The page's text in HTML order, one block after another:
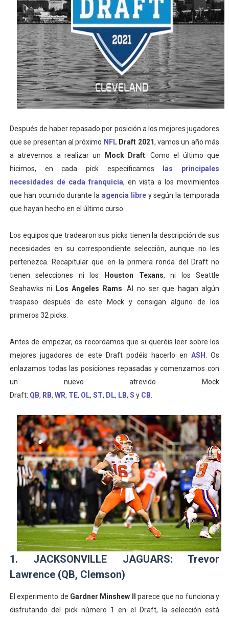
Mundial de Fórmula 1 2026 - Lando Norris consigue
Copa del Mundo femenina 2026 - Estados Unidos
Campeonato de Europa de saltos 2026 (París,
Campeonato de Europa de natación artística 2026
AEW - Adam Page con Brodido desbancan una
Después de haber repasado por posición a los mejores jugadores
que se presentan al próximo NFLDraft 2021, vamos un año más
a atrevernos a realizar un
Mock Draft. Como el último que
hicimos, en cada pick especificamos
las principales
necesidades de cada franquicia, en vista a los movimientos
que han ocurrido durante la agencia librey según la temporada
que hayan hecho en el último curso.
Los equipos que tradearon sus picks tienen la descripción de sus
necesidades en su correspondiente selección, aunque no les
pertenezca. Recapitular que en la primera ronda del Draft no
tienen selecciones ni los
Houston Texans, ni los Seattle
Seahawks ni
Los Angeles Rams . Al no ser que hagan algún
traspaso después de este Mock y consigan alguno de los
primeros 32 picks.
Antes de empezar, os recordamos que si queréis leer sobre los
mejores jugadores de este Draft podéis hacerlo en ASH
. Os
enlazamos todas las posiciones repasadas y comenzamos con
un nuevo atrevido Mock
Draft: QB, RB, WR, TE, OL, ST, DL, LB, S y CB
1. JACKSONVILLE JAGUARS: Trevor
Lawrence (QB, Clemson)
El experimento de Gardner Minshew II
parece que no funciona y
disfrutando del pick número 1 en el Draft, la selección está